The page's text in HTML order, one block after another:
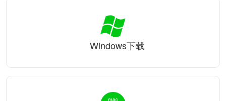
Windows下载